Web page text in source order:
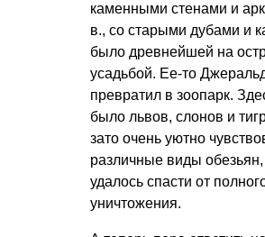
каменными стенами и
в., со старыми дубами и
было древнейшей на
усадьбой. Ее-то
превратил в зоопарк.
было львов, слонов и
зато очень уютно
различные виды
удалось спасти от
уничтожения.